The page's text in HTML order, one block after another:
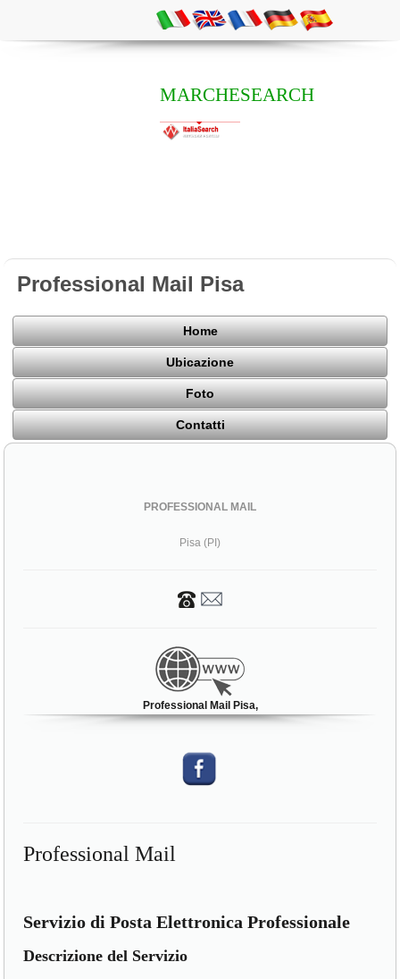
MARCHESEARCH
Professional Mail Pisa
Home
Ubicazione
Foto
Contatti
PROFESSIONAL MAIL
Pisa (PI)
Professional Mail Pisa,
Professional Mail
Servizio di Posta Elettronica Professionale
Descrizione del Servizio